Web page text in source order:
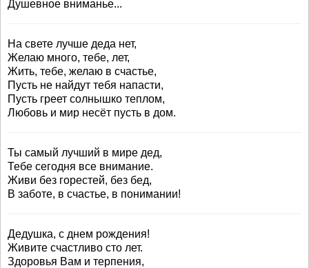
Душевное вниманье...
На свете лучше деда нет,
Желаю много, тебе, лет,
Жить, тебе, желаю в счастье,
Пусть не найдут тебя напасти,
Пусть греет солнышко теплом,
Любовь и мир несёт пусть в дом.
Ты самый лучший в мире дед,
Тебе сегодня все внимание.
Живи без горестей, без бед,
В заботе, в счастье, в понимании!
Дедушка, с днем рождения!
Живите счастливо сто лет.
Здоровья Вам и терпения,